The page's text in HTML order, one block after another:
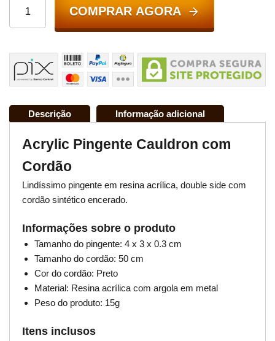
COMPRAR AGORA
Descrição Informação adicional
Acrylic Pingente Cauldron com
Cordão
Lindíssimo pingente em resina acrílica, double side com
cordão sintético encerado.
Informações sobre o produto
Tamanho do pingente: 4 x 3 x 0.3 cm
Tamanho do cordão: 50 cm
Cor do cordão: Preto
Material: Resina acrílica com argola em metal
Peso do produto: 15g
Itens inclusos